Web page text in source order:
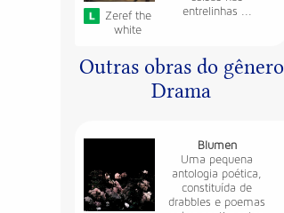
Zeref the
white
entrelinhas ...
Outras obras do gênero
Drama
Blumen
Uma pequena
antologia poética,
constituída de
drabbles e poemas